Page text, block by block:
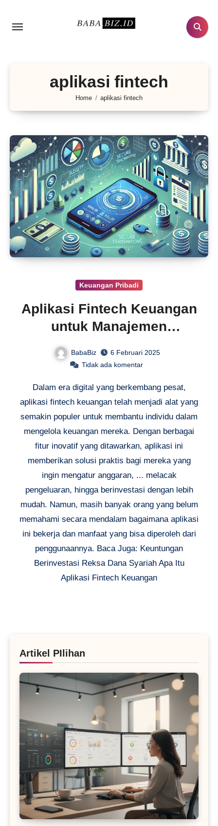
aplikasi fintech
Home aplikasi fintech
Keuangan Pribadi
Aplikasi Fintech Keuangan
untuk Manajemen
Keuangan Pribadi
BabaBiz
6 Februari 2025
Tidak ada komentar
Dalam era digital yang berkembang pesat,
aplikasi fintech keuangan telah menjadi alat yang
semakin populer untuk membantu individu dalam
mengelola keuangan mereka. Dengan berbagai
fitur inovatif yang ditawarkan, aplikasi ini
memberikan solusi praktis bagi mereka yang
ingin mengatur anggaran, ... melacak
pengeluaran, hingga berinvestasi dengan lebih
mudah. Namun, masih banyak orang yang belum
memahami secara mendalam bagaimana aplikasi
ini bekerja dan manfaat yang bisa diperoleh dari
penggunaannya. Baca Juga: Keuntungan
Berinvestasi Reksa Dana Syariah Apa Itu
Aplikasi Fintech Keuangan
Artikel PIlihan